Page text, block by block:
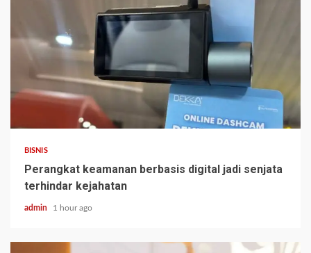
BISNIS
Perangkat keamanan berbasis digital jadi senjata
terhindar kejahatan
admin 1 hour ago